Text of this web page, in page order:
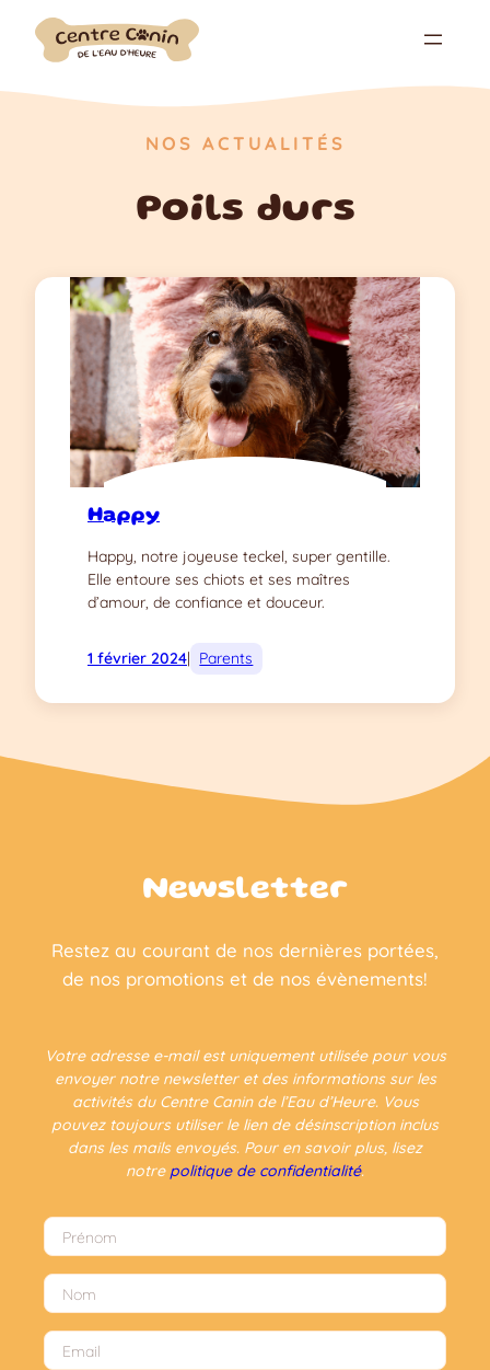
contenu
NOS ACTUALITÉS
Poils durs
Happy
Happy, notre joyeuse teckel, super gentille.
Elle entoure ses chiots et ses maîtres
d’amour, de confiance et douceur.
1 février 2024| Parents
Newsletter
Restez au courant de nos dernières portées,
de nos promotions et de nos évènements!
Votre adresse e-mail est uniquement utilisée pour vous
envoyer notre newsletter et des informations sur les
activités du Centre Canin de l’Eau d’Heure. Vous
pouvez toujours utiliser le lien de désinscription inclus
dans les mails envoyés. Pour en savoir plus, lisez
notre politique de confidentialité.